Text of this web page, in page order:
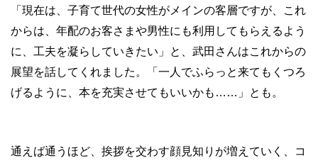
「現在は、子育て世代の女性がメインの客層ですが、これ
からは、年配のお客さまや男性にも利用してもらえるよう
に、工夫を凝らしていきたい」と、武田さんはこれからの
展望を話してくれました。「一人でふらっと来てもくつろ
げるように、本を充実させてもいいかも……」とも。
通えば通うほど、挨拶を交わす顔見知りが増えていく、コ